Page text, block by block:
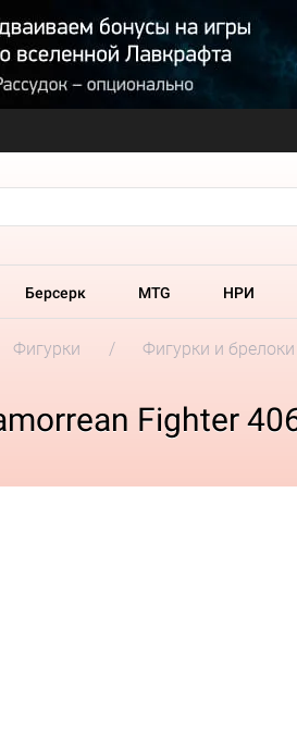
Берсерк MTG НРИ
Фигурки Фигурки и
Fighter